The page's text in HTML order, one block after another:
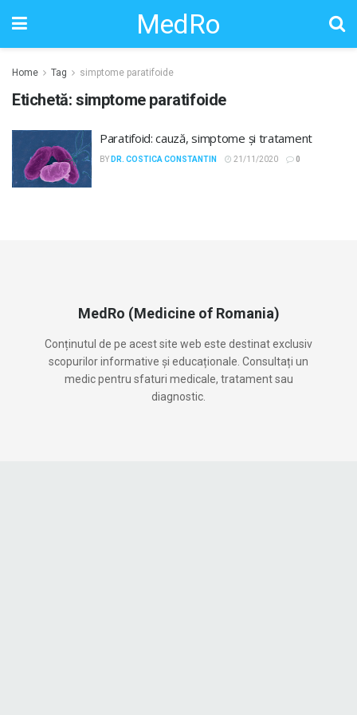
MedRo
Home Tag simptome paratifoide
Etichetă: simptome paratifoide
Paratifoid: cauză, simptome și tratament
BY DR. COSTICA CONSTANTIN 21/11/2020 0
MedRo (Medicine of Romania)
Conținutul de pe acest site web este destinat exclusiv
scopurilor informative și educaționale. Consultați un
medic pentru sfaturi medicale, tratament sau
diagnostic.